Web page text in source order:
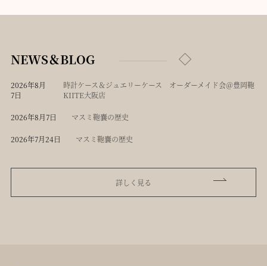
NEWS＆BLOG
2026年8月
7日
時計ケース＆ジュエリーケース オーダーメイド会＠豊岡鞄
KIITE大阪店
2026年8月7日 マスミ鞄嚢の歴史
2026年7月24日 マスミ鞄嚢の歴史
詳しく見る